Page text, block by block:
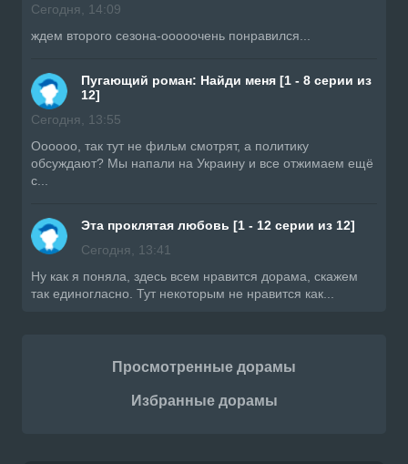
Сегодня, 14:09
ждем второго сезона-ооооочень понравился...
Пугающий роман: Найди меня [1 - 8 серии из
12]
Сегодня, 13:55
Оооооо, так тут не фильм смотрят, а политику
обсуждают? Мы напали на Украину и все отжимаем ещё
с...
Эта проклятая любовь [1 - 12 серии из 12]
Сегодня, 13:41
Ну как я поняла, здесь всем нравится дорама, скажем
так единогласно. Тут некоторым не нравится как...
Просмотренные дорамы
Избранные дорамы